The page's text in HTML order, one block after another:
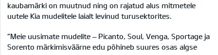
kaubamärki on muutnud ning on rajatud alus mitmetele
uutele Kia mudelitele laialt levinud turusektorites.
“Meie uusimate mudelite – Picanto, Soul, Venga, Sportage ja
Sorento märkimisväärne edu põhineb suures osas algse